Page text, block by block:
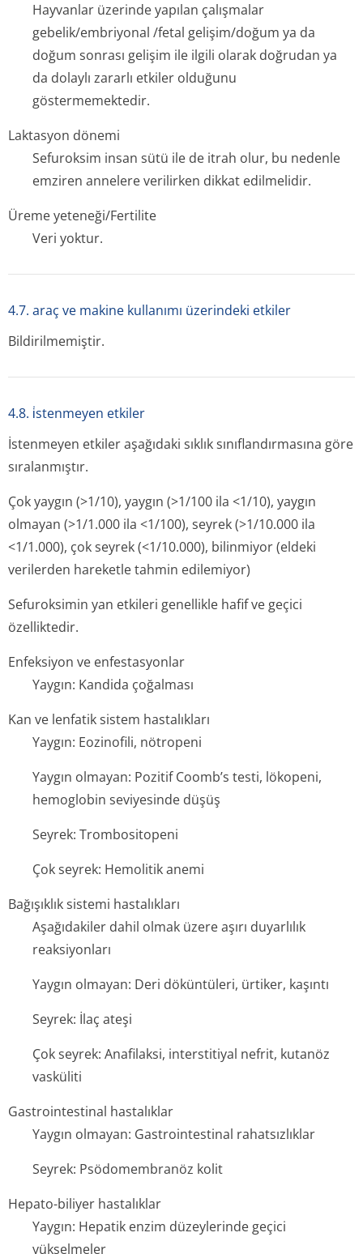
Hayvanlar üzerinde yapılan çalışmalar
gebelik/embriyonal /fetal gelişim/doğum ya da
doğum sonrası gelişim ile ilgili olarak doğrudan ya
da dolaylı zararlı etkiler olduğunu
göstermemektedir.
Laktasyon dönemi
Sefuroksim insan sütü ile de itrah olur, bu nedenle
emziren annelere verilirken dikkat edilmelidir.
Üreme yeteneği/Fertilite
Veri yoktur.
4.7. araç ve makine kullanımı üzerindeki etkiler
Bildirilmemiştir.
4.8. i̇stenmeyen etkiler
İstenmeyen etkiler aşağıdaki sıklık sınıflandırmasına göre
sıralanmıştır.
Çok yaygın (>1/10), yaygın (>1/100 ila <1/10), yaygın
olmayan (>1/1.000 ila <1/100), seyrek (>1/10.000 ila
<1/1.000), çok seyrek (<1/10.000), bilinmiyor (eldeki
verilerden hareketle tahmin edilemiyor)
Sefuroksimin yan etkileri genellikle hafif ve geçici
özelliktedir.
Enfeksiyon ve enfestasyonlar
Yaygın: Kandida çoğalması
Kan ve lenfatik sistem hastalıkları
Yaygın: Eozinofili, nötropeni
Yaygın olmayan: Pozitif Coomb’s testi, lökopeni,
hemoglobin seviyesinde düşüş
Seyrek: Trombositopeni
Çok seyrek: Hemolitik anemi
Bağışıklık sistemi hastalıkları
Aşağıdakiler dahil olmak üzere aşırı duyarlılık
reaksiyonları
Yaygın olmayan: Deri döküntüleri, ürtiker, kaşıntı
Seyrek: İlaç ateşi
Çok seyrek: Anafilaksi, interstitiyal nefrit, kutanöz
vasküliti
Gastrointestinal hastalıklar
Yaygın olmayan: Gastrointestinal rahatsızlıklar
Seyrek: Psödomembranöz kolit
Hepato-biliyer hastalıklar
Yaygın: Hepatik enzim düzeylerinde geçici
yükselmeler